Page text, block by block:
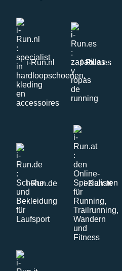
i-Run.nl i-Run.es
i-Run.de i-Run.at